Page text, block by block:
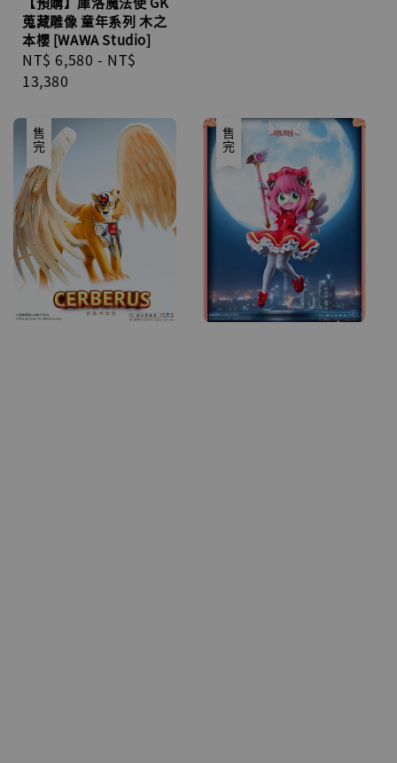
蒐藏雕像 童年系列 木之
本櫻 [WAWA Studio]
Regular
price
NT$ 6,580 - NT$
13,380
售完 售完